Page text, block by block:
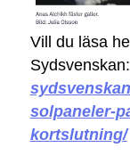
Vill du läsa
Sydsvenskan:
solpaneler-
kortslutning/